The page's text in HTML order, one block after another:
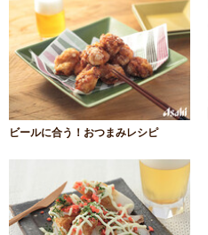
ビールに合う！おつまみレシピ